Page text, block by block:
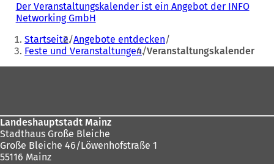
Der Veranstaltungskalender ist ein Angebot der INFO
Networking GmbH
Sie
befinden
sich
Startseite Angebote entdecken
Feste und Veranstaltungen Veranstaltungskalender
Landeshauptstadt Mainz
Stadthaus Große Bleiche
Große Bleiche 46/Löwenhofstraße 1
55116 Mainz